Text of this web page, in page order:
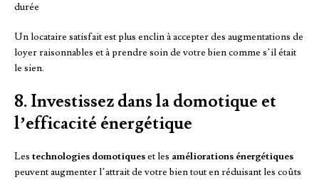
durée
Un locataire satisfait est plus enclin à accepter des augmentations de
loyer raisonnables et à prendre soin de votre bien comme s’il était
le sien.
8. Investissez dans la domotique et
l’efficacité énergétique
Les technologies domotiqueset les améliorations énergétiques
peuvent augmenter l’attrait de votre bien tout en réduisant les coûts